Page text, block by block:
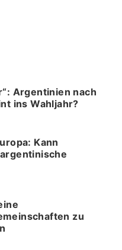
Argentinien nach
ins Wahljahr?
Kann
zu